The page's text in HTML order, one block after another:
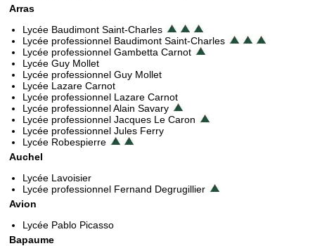
Arras
Lycée Baudimont Saint-Charles
Lycée professionnel Baudimont Saint-Charles
Lycée professionnel Gambetta Carnot
Lycée Guy Mollet
Lycée professionnel Guy Mollet
Lycée Lazare Carnot
Lycée professionnel Lazare Carnot
Lycée professionnel Alain Savary
Lycée professionnel Jacques Le Caron
Lycée professionnel Jules Ferry
Lycée Robespierre
Auchel
Lycée Lavoisier
Lycée professionnel Fernand Degrugillier
Avion
Lycée Pablo Picasso
Bapaume